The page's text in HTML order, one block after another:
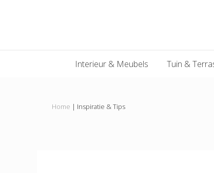
Interieur & Meubels Tuin &
Home | Inspiratie & Tips